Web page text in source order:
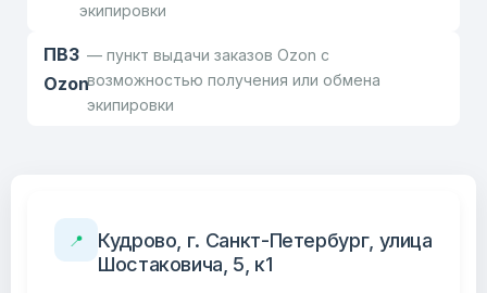
экипировки
ПВЗ
Ozon
— пункт выдачи заказов Ozon с
возможностью получения или обмена
экипировки
📍
Кудрово, г. Санкт-Петербург, улица
Шостаковича, 5, к1